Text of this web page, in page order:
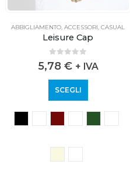
ABBIGLIAMENTO,ACCESSORI,CASUAL
Leisure Cap
0 out of 5
5,78 € + IVA
SCEGLI